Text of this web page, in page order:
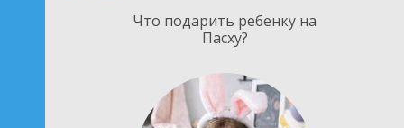
Что подарить ребенку на
Пасху?